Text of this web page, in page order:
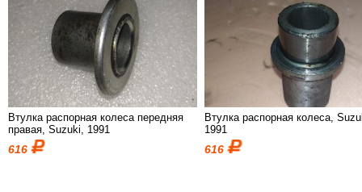
Втулка распорная колеса передняя
правая, Suzuki, 1991
616
Втулка распорная колеса,
1991
616